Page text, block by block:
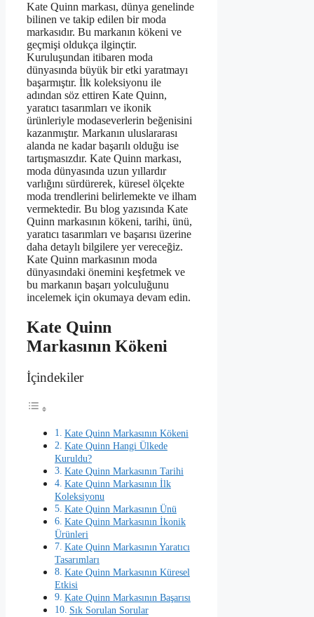
Kate Quinn markası, dünya genelinde
bilinen ve takip edilen bir moda
markasıdır. Bu markanın kökeni ve
geçmişi oldukça ilginçtir.
Kuruluşundan itibaren moda
dünyasında büyük bir etki yaratmayı
başarmıştır. İlk koleksiyonu ile
adından söz ettiren Kate Quinn,
yaratıcı tasarımları ve ikonik
ürünleriyle modaseverlerin beğenisini
kazanmıştır. Markanın uluslararası
alanda ne kadar başarılı olduğu ise
tartışmasızdır. Kate Quinn markası,
moda dünyasında uzun yıllardır
varlığını sürdürerek, küresel ölçekte
moda trendlerini belirlemekte ve ilham
vermektedir. Bu blog yazısında Kate
Quinn markasının kökeni, tarihi, ünü,
yaratıcı tasarımları ve başarısı üzerine
daha detaylı bilgilere yer vereceğiz.
Kate Quinn markasının moda
dünyasındaki önemini keşfetmek ve
bu markanın başarı yolculuğunu
incelemek için okumaya devam edin.
Kate Quinn
Markasının Kökeni
İçindekiler
Kate Quinn Markasının Kökeni
Kate Quinn Hangi Ülkede
Kuruldu?
Kate Quinn Markasının Tarihi
Kate Quinn Markasının İlk
Koleksiyonu
Kate Quinn Markasının Ünü
Kate Quinn Markasının İkonik
Ürünleri
Kate Quinn Markasının Yaratıcı
Tasarımları
Kate Quinn Markasının Küresel
Etkisi
Kate Quinn Markasının Başarısı
Sık Sorulan Sorular